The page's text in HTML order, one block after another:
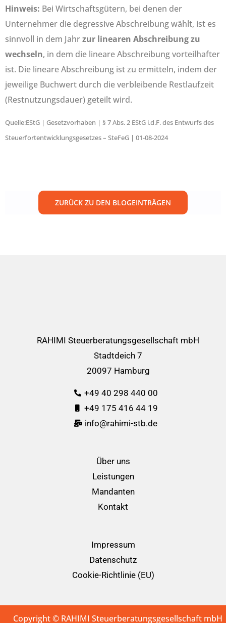
Hinweis: Bei Wirtschaftsgütern, bei denen der
Unternehmer die degressive Abschreibung wählt, ist es
sinnvoll in dem Jahrzur linearen Abschreibung zu
wechseln, in dem die lineare Abschreibung vorteilhafter
ist. Die lineare Abschreibung ist zu ermitteln, indem der
jeweilige Buchwert durch die verbleibende Restlaufzeit
(Restnutzungsdauer) geteilt wird.
Quelle:EStG | Gesetzvorhaben | § 7 Abs. 2 EStG i.d.F. des Entwurfs des
Steuerfortentwicklungsgesetzes – SteFeG | 01-08-2024
ZURÜCK ZU DEN BLOGEINTRÄGEN
RAHIMI Steuerberatungsgesellschaft mbH
Stadtdeich 7
20097 Hamburg
+49 40 298 440 00
+49 175 416 44 19
info@rahimi-stb.de
Über uns
Leistungen
Mandanten
Kontakt
Impressum
Datenschutz
Cookie-Richtlinie (EU)
Copyright © RAHIMI Steuerberatungsgesellschaft mbH